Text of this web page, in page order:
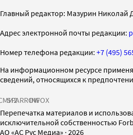
Главный редактор: Мазурин Николай
Адрес электронной почты редакции:
Номер телефона редакции: +7 (495)
На информационном ресурсе
сведений, относящихся к
SPARROWINFOX
Перепечатка материалов и
исключительной собственностью
AO «АС Рус Медиа» · 2026